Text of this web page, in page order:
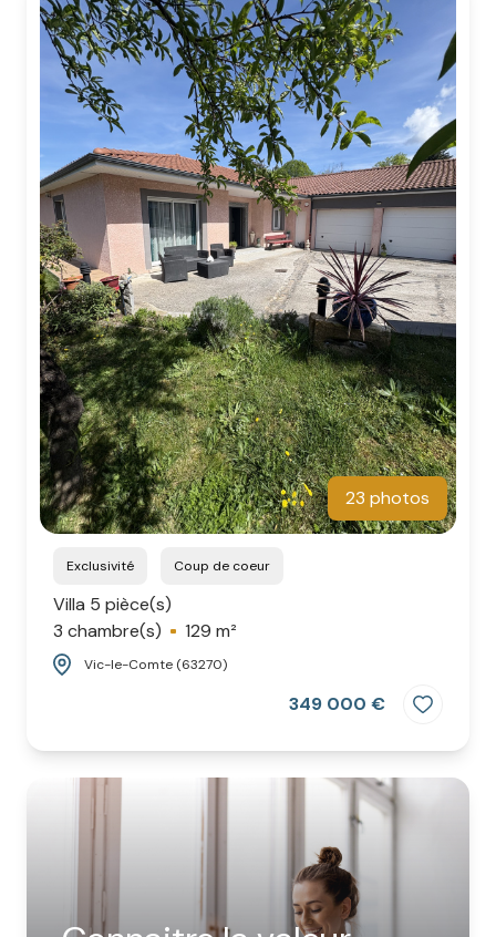
23 photos
Exclusivité Coup de coeur
Villa 5 pièce(s)
3 chambre(s)
129 m²
Vic-le-Comte (63270)
349 000 €